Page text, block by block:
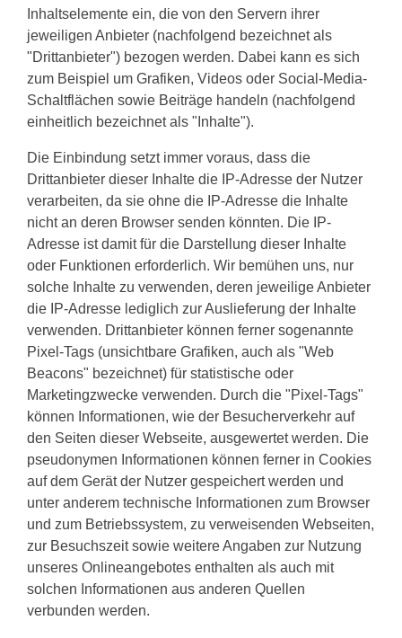
Inhaltselemente ein, die von den Servern ihrer
jeweiligen Anbieter (nachfolgend bezeichnet als
"Drittanbieter") bezogen werden. Dabei kann es sich
zum Beispiel um Grafiken, Videos oder Social-Media-
Schaltflächen sowie Beiträge handeln (nachfolgend
einheitlich bezeichnet als "Inhalte").
Die Einbindung setzt immer voraus, dass die
Drittanbieter dieser Inhalte die IP-Adresse der Nutzer
verarbeiten, da sie ohne die IP-Adresse die Inhalte
nicht an deren Browser senden könnten. Die IP-
Adresse ist damit für die Darstellung dieser Inhalte
oder Funktionen erforderlich. Wir bemühen uns, nur
solche Inhalte zu verwenden, deren jeweilige Anbieter
die IP-Adresse lediglich zur Auslieferung der Inhalte
verwenden. Drittanbieter können ferner sogenannte
Pixel-Tags (unsichtbare Grafiken, auch als "Web
Beacons" bezeichnet) für statistische oder
Marketingzwecke verwenden. Durch die "Pixel-Tags"
können Informationen, wie der Besucherverkehr auf
den Seiten dieser Webseite, ausgewertet werden. Die
pseudonymen Informationen können ferner in Cookies
auf dem Gerät der Nutzer gespeichert werden und
unter anderem technische Informationen zum Browser
und zum Betriebssystem, zu verweisenden Webseiten,
zur Besuchszeit sowie weitere Angaben zur Nutzung
unseres Onlineangebotes enthalten als auch mit
solchen Informationen aus anderen Quellen
verbunden werden.